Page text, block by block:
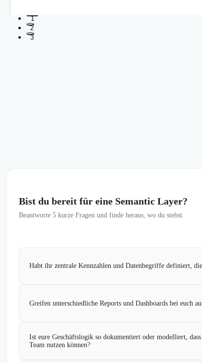
1
2
3
Bist du bereit für eine Semantic Layer?
Beantworte 5 kurze Fragen und finde heraus, wo du stehst.
Habt ihr zentrale Kennzahlen und Datenbegriffe definiert,
Greifen unterschiedliche Reports und Dashboards bei euch
Ist eure Geschäftslogik so dokumentiert oder modelliert,
Team nutzen können?